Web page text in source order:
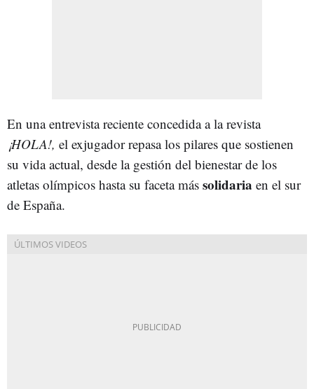
En una entrevista reciente concedida a la revista
¡HOLA!, el exjugador repasa los pilares que sostienen
su vida actual, desde la gestión del bienestar de los
atletas olímpicos hasta su faceta más solidaria en el sur
de España.